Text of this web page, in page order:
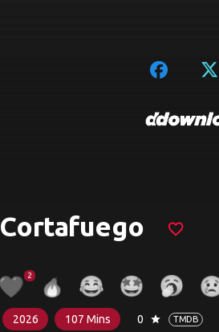
Cortafuego favorite_border
2
2026 107 Mins 0 star TMDB